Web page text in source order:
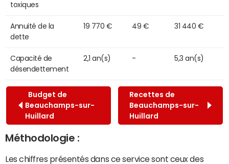
toxiques
Annuité de la
dette
19 770 € 49 € 31 440 €
Capacité de
désendettement
2,1 an(s) - 5,3 an(s)
Budget de
Beauchamps-sur-
Huillard
Recettes de
Beauchamps-sur-
Huillard
Méthodologie :
Les chiffres présentés dans ce service sont ceux des